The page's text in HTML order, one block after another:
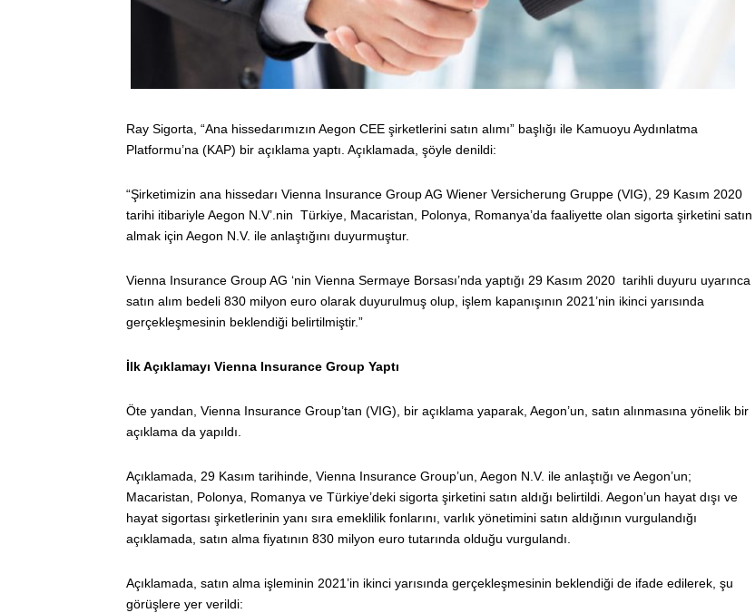
Ray Sigorta, “Ana hissedarımızın Aegon CEE şirketlerini satın alımı” başlığı ile Kamuoyu Aydınlatma
Platformu’na (KAP) bir açıklama yaptı. Açıklamada, şöyle denildi:
“Şirketimizin ana hissedarı Vienna Insurance Group AG Wiener Versicherung Gruppe (VIG), 29 Kasım 2020
tarihi itibariyle Aegon N.V’.nin Türkiye, Macaristan, Polonya, Romanya’da faaliyette olan sigorta şirketini satın
almak için Aegon N.V. ile anlaştığını duyurmuştur.
Vienna Insurance Group AG ‘nin Vienna Sermaye Borsası’nda yaptığı 29 Kasım 2020 tarihli duyuru uyarınca
satın alım bedeli 830 milyon euro olarak duyurulmuş olup, işlem kapanışının 2021’nin ikinci yarısında
gerçekleşmesinin beklendiği belirtilmiştir.”
İlk Açıklamayı Vienna Insurance Group Yaptı
Öte yandan, Vienna Insurance Group’tan (VIG), bir açıklama yaparak, Aegon’un, satın alınmasına yönelik bir
açıklama da yapıldı.
Açıklamada, 29 Kasım tarihinde, Vienna Insurance Group’un, Aegon N.V. ile anlaştığı ve Aegon’un;
Macaristan, Polonya, Romanya ve Türkiye’deki sigorta şirketini satın aldığı belirtildi. Aegon’un hayat dışı ve
hayat sigortası şirketlerinin yanı sıra emeklilik fonlarını, varlık yönetimini satın aldığının vurgulandığı
açıklamada, satın alma fiyatının 830 milyon euro tutarında olduğu vurgulandı.
Açıklamada, satın alma işleminin 2021’in ikinci yarısında gerçekleşmesinin beklendiği de ifade edilerek, şu
görüşlere yer verildi: